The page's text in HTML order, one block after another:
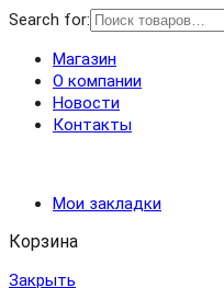
Search for:
Магазин
О компании
Новости
Контакты
Мои закладки
Корзина
Закрыть